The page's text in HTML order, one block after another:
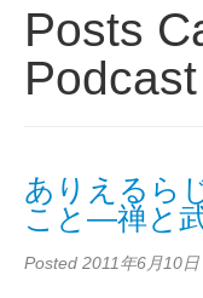
旧コンテンツ
Posts
Podcast
ありえるら
こと―禅と
Posted 2011年6月10日